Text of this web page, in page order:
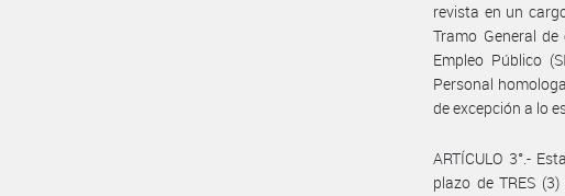
revista en un
Tramo General
Empleo Público
Personal
de excepción a lo
ARTÍCULO 3°.-
plazo de TRES